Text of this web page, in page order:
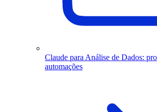
Claude para Análise de Dados:
automações